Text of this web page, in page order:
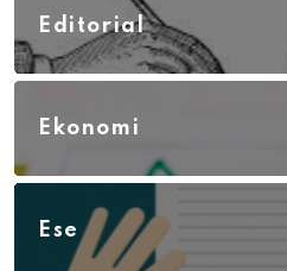
Editorial
Ekonomi
Ese